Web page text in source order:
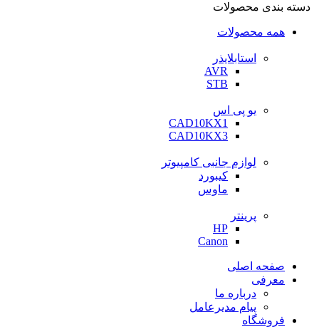
دسته بندی محصولات
همه محصولات
استابلایذر
AVR
STB
یو پی اس
CAD10KX1
CAD10KX3
لوازم جانبی کامپیوتر
کیبورد
ماوس
پرینتر
HP
Canon
صفحه اصلی
معرفی
درباره ما
پیام مدیرعامل
فروشگاه